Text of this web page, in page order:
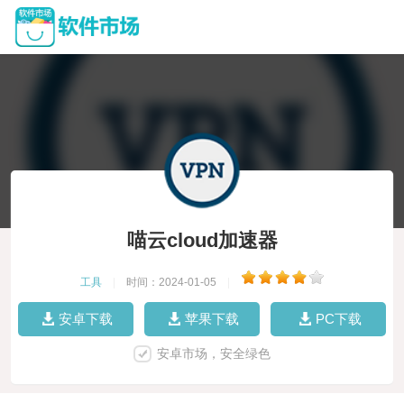
喵云cloud加速器
工具 时间：2024-01-05
安卓下载 苹果下载 PC下载
安卓市场，安全绿色